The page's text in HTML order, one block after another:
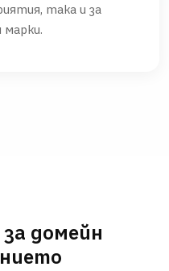
така и за
домейн